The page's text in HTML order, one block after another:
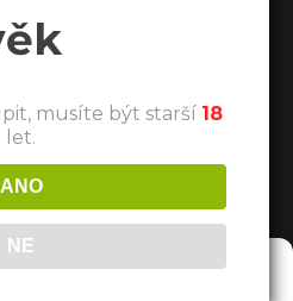
Souhlas
musíte být starší 18
let.
ANO
NE